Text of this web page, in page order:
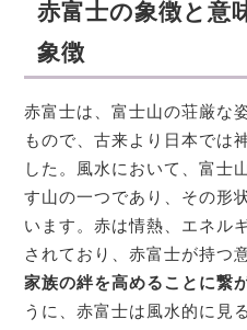
赤富士の象徴と意
象徴
赤富士は、富士山の荘厳な
もので、古来より日本では
した。風水において、富士
す山の一つであり、その形
います。赤は情熱、エネル
されており、赤富士が持つ
家族の絆を高めることに繋
うに、赤富士は風水的に見